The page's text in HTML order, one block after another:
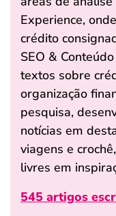
Experience,
crédito
SEO &
textos sobre
organização
pesquisa,
notícias em
viagens e
livres em
545 artigos